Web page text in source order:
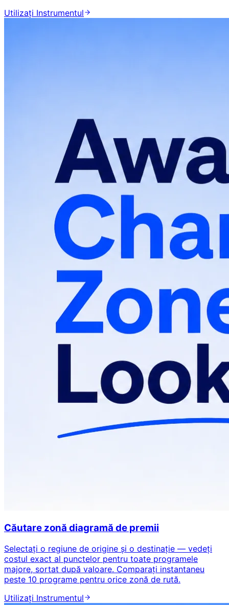
Utilizați Instrumentul
Căutare zonă diagramă de premii
Selectați o regiune de origine și o destinație — vedeți
costul exact al punctelor pentru toate programele
majore, sortat după valoare. Comparați instantaneu
peste 10 programe pentru orice zonă de rută.
Utilizați Instrumentul